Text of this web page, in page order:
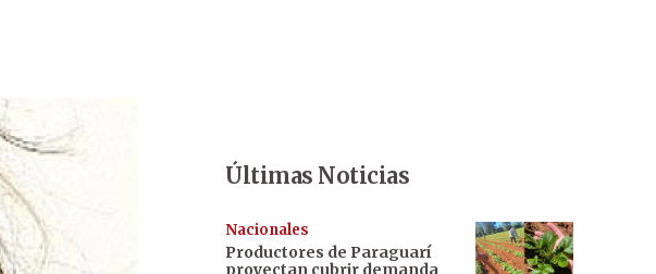
Últimas Noticias
Nacionales
Productores de Paraguarí
proyectan cubrir demanda